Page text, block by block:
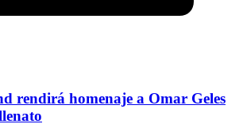
rendirá homenaje a Omar Geles